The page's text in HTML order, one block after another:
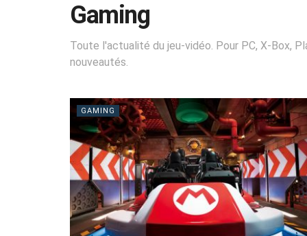
Gaming
Toute l'actualité du jeu-vidéo. Pour PC, X-Box,
nouveautés.
GAMING